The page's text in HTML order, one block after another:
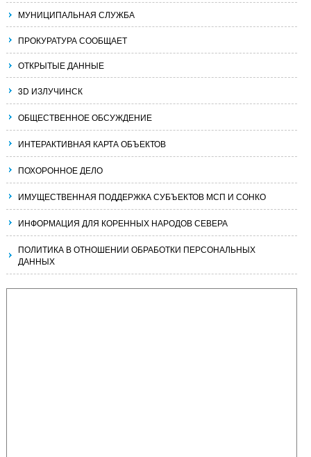
МУНИЦИПАЛЬНАЯ СЛУЖБА
ПРОКУРАТУРА СООБЩАЕТ
ОТКРЫТЫЕ ДАННЫЕ
3D ИЗЛУЧИНСК
ОБЩЕСТВЕННОЕ ОБСУЖДЕНИЕ
ИНТЕРАКТИВНАЯ КАРТА ОБЪЕКТОВ
ПОХОРОННОЕ ДЕЛО
ИМУЩЕСТВЕННАЯ ПОДДЕРЖКА СУБЪЕКТОВ МСП И СОНКО
ИНФОРМАЦИЯ ДЛЯ КОРЕННЫХ НАРОДОВ СЕВЕРА
ПОЛИТИКА В ОТНОШЕНИИ ОБРАБОТКИ ПЕРСОНАЛЬНЫХ
ДАННЫХ